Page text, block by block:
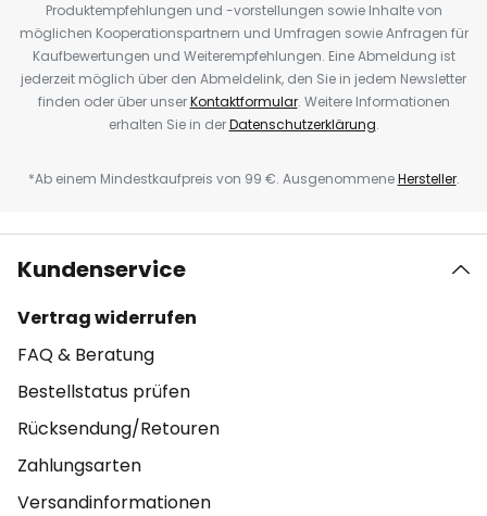
Produktempfehlungen und -vorstellungen sowie Inhalte von
möglichen Kooperationspartnern und Umfragen sowie Anfragen für
Kaufbewertungen und Weiterempfehlungen. Eine Abmeldung ist
jederzeit möglich über den Abmeldelink, den Sie in jedem Newsletter
finden oder über unserKontaktformular. Weitere Informationen
erhalten Sie in derDatenschutzerklärung.
*Ab einem Mindestkaufpreis von 99 €. AusgenommeneHersteller.
Kundenservice
Vertrag widerrufen
FAQ & Beratung
Bestellstatus prüfen
Rücksendung/Retouren
Zahlungsarten
Versandinformationen